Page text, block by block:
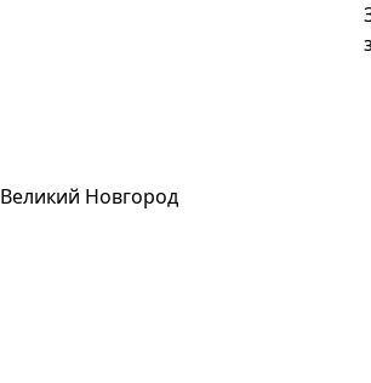
Великий Новгород